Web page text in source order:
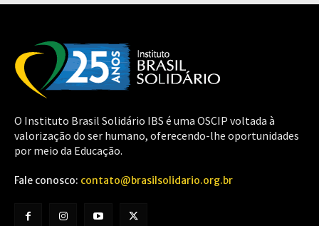
O Instituto Brasil Solidário IBS é uma OSCIP voltada à
valorização do ser humano, oferecendo-lhe oportunidades
por meio da Educação.
Fale conosco: contato@brasilsolidario.org.br